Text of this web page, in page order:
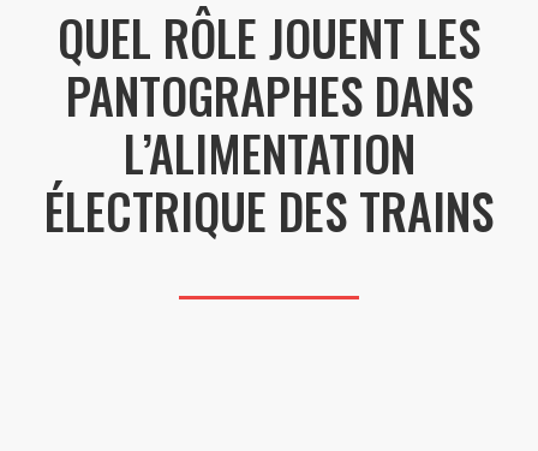
QUEL RÔLE JOUENT LES
PANTOGRAPHES DANS
L’ALIMENTATION
ÉLECTRIQUE DES TRAINS